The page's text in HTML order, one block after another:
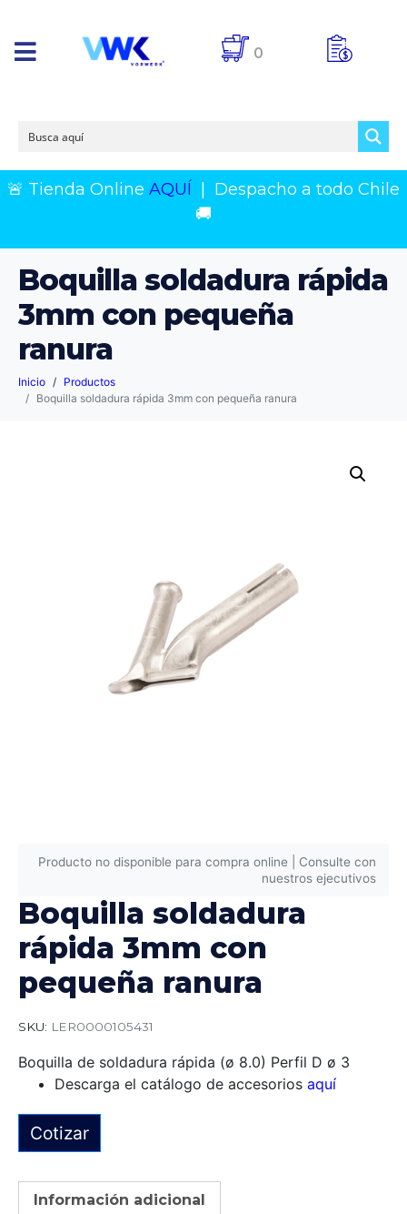
0
🚨 Tienda Online AQUÍ
Despacho a todo Chile
🚚
Boquilla soldadura rápida
3mm con pequeña
ranura
Inicio
Productos
Boquilla soldadura rápida 3mm con pequeña ranura
Producto no disponible para compra online | Consulte con
nuestros ejecutivos
Boquilla soldadura
rápida 3mm con
pequeña ranura
SKU: LER0000105431
Boquilla de soldadura rápida (ø 8.0) Perfil D ø 3
Descarga el catálogo de accesorios aquí
Cotizar
Información adicional